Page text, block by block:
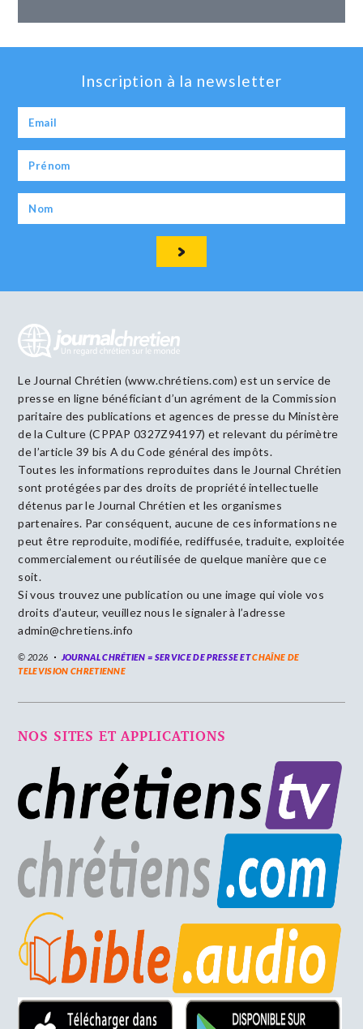
Inscription à la newsletter
Le Journal Chrétien (www.chrétiens.com) est un service de
presse en ligne bénéficiant d’un agrément de la Commission
paritaire des publications et agences de presse du Ministère
de la Culture (CPPAP 0327Z94197) et relevant du périmètre
de l’article 39 bis A du Code général des impôts.
Toutes les informations reproduites dans le Journal Chrétien
sont protégées par des droits de propriété intellectuelle
détenus par le Journal Chrétien et les organismes
partenaires. Par conséquent, aucune de ces informations ne
peut être reproduite, modifiée, rediffusée, traduite, exploitée
commercialement ou réutilisée de quelque manière que ce
soit.
Si vous trouvez une publication ou une image qui viole vos
droits d’auteur, veuillez nous le signaler à l’adresse
admin@chretiens.info
© 2026 JOURNAL CHRÉTIEN = SERVICE DE PRESSE ETCHAÎNE DE
TELEVISION CHRETIENNE
NOS SITES ET APPLICATIONS